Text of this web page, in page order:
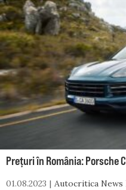
Prețuri în România: Porsche
01.08.2023 Autocritica News